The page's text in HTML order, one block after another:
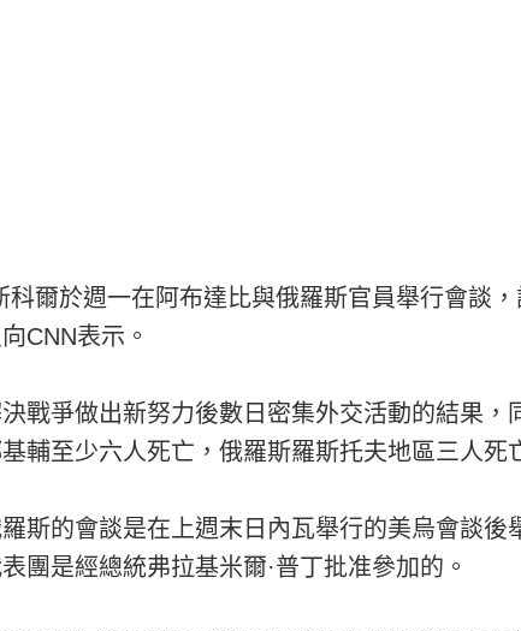
科爾於週一在阿布達比與俄羅斯官員舉行會談
CNN表示。
戰爭做出新努力後數日密集外交活動的結果
輔至少六人死亡，俄羅斯羅斯托夫地區三人死
斯的會談是在上週末日內瓦舉行的美烏會談
團是經總統弗拉基米爾·普丁批准參加的。